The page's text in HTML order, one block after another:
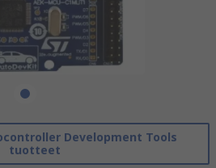
Development Tools
tuotteet